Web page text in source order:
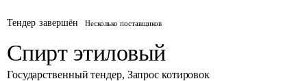
Тендер завершён Несколько поставщиков
Спирт этиловый
Государственный тендер, Запрос котировок